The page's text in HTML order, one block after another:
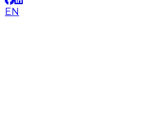
EN